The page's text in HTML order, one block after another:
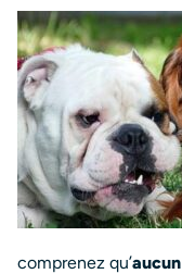
comprenez qu’